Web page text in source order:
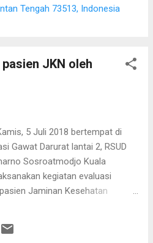
Tengah 73513, Indonesia
JKN oleh
5 Juli 2018 bertempat di
Gawat Darurat lantai 2, RSUD
Sosroatmodjo Kuala
kegiatan evaluasi
Jaminan Kesehatan
Raya menyampaikan